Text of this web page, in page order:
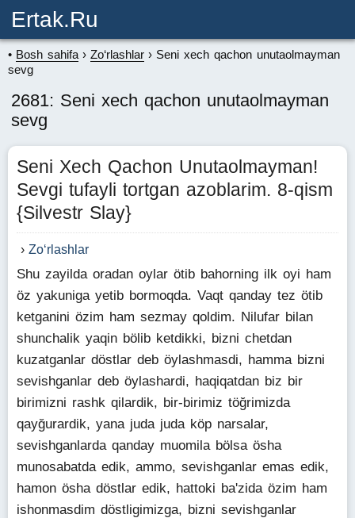
Ertak.ru
Bosh sahifa Zo‘rlashlar
Seni xech qachon unutaolmayman
sevg
2681: Seni xech qachon unutaolmayman
sevg
Seni Xech Qachon Unutaolmayman!
Sevgi tufayli tortgan azoblarim. 8-qism
{Silvestr Slay}
Zo‘rlashlar
Shu zayilda oradan oylar ötib bahorning ilk oyi ham
öz yakuniga yetib bormoqda. Vaqt qanday tez ötib
ketganini özim ham sezmay qoldim. Nilufar bilan
shunchalik yaqin bölib ketdikki, bizni chetdan
kuzatganlar döstlar deb öylashmasdi, hamma bizni
sevishganlar deb öylashardi, haqiqatdan biz bir
birimizni rashk qilardik, bir-birimiz töğrimizda
qayğurardik, yana juda juda köp narsalar,
sevishganlarda qanday muomila bölsa ösha
munosabatda edik, ammo, sevishganlar emas edik,
hamon ösha döstlar edik, hattoki ba'zida özim ham
ishonmasdim döstligimizga, bizni sevishganlar